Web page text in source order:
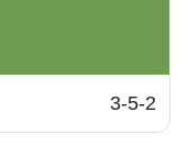
3-5-2